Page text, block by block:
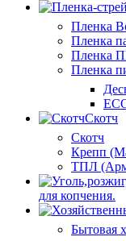
Пленка
Пленка
Пленка
Пленка
Скотч
Скотч
Крепп
ТПЛ
для копчения.
Бытовая